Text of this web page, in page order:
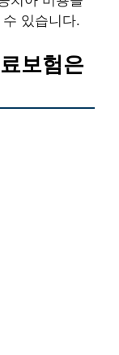
있습니다.
보험은